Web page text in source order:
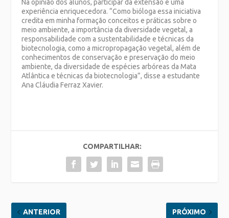
Na opinião dos alunos, participar da extensão é uma
experiência enriquecedora. “Como bióloga essa iniciativa
credita em minha formação conceitos e práticas sobre o
meio ambiente, a importância da diversidade vegetal, a
responsabilidade com a sustentabilidade e técnicas da
biotecnologia, como a micropropagação vegetal, além de
conhecimentos de conservação e preservação do meio
ambiente, da diversidade de espécies arbóreas da Mata
Atlântica e técnicas da biotecnologia”, disse a estudante
Ana Cláudia Ferraz Xavier.
COMPARTILHAR:
ANTERIOR PRÓXIMO